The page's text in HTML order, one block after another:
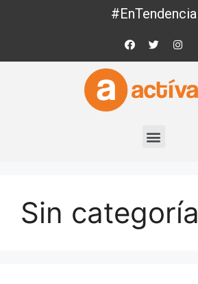
#EnTendencia
Sin categoría